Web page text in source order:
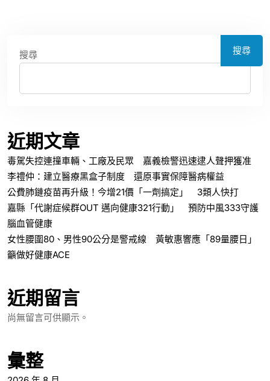
搜尋 搜尋
近期文章
毒駕失控連撞車輛、工廠及民眾 嘉義檢警迅速逮人聲押獲准
李禮仲：建立醫療黑盒子制度 還原事實保障醫病權益
公費肺鏈疫苗再升級！今增21價「一劑搞定」 3類人快打
嘉縣「代謝症候群OUT 邁向健康321行動」 預防中風333守護
腦血管健康
女性腰圍80、男性90公分是警戒線 黃敏惠響應「89量腰日」
籲做好健康ACE
近期留言
尚無留言可供顯示。
彙整